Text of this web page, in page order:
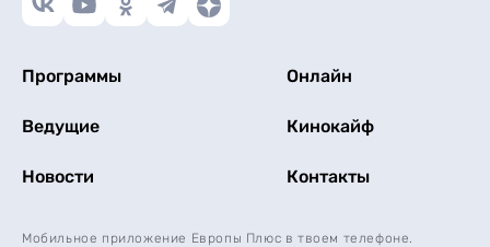
Программы Онлайн
Ведущие Кинокайф
Новости Контакты
Мобильное приложение Европы Плюс в твоем телефоне.